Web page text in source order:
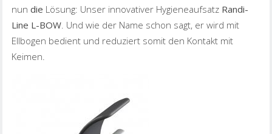
nun die Lösung: Unser innovativer Hygieneaufsatz Randi-
Line L-BOW . Und wie der Name schon sagt, er wird mit
Ellbogen bedient und reduziert somit den Kontakt mit
Keimen.